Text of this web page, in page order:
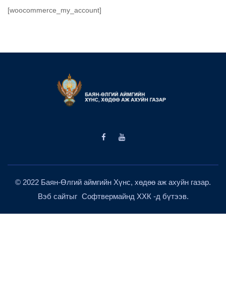
[woocommerce_my_account]
© 2022 Баян-Өлгий аймгийн Хүнс, хөдөө аж ахуйн газар.
Вэб сайтыг Софтвермайнд ХХК -д бүтээв.